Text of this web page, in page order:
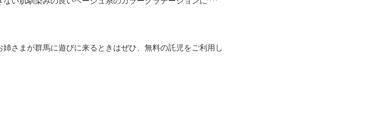
さまが群馬に遊びに来るときはぜひ、無料の託児をご利用し